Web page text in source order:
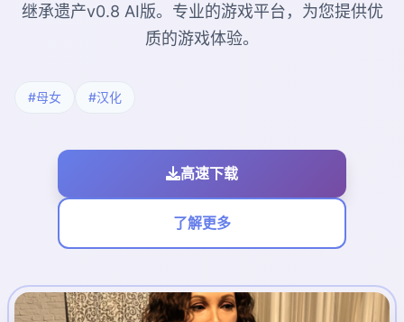
继承遗产v0.8 AI版。专业的游戏平台，为您提供优
质的游戏体验。
#母女 #汉化
高速下载
了解更多